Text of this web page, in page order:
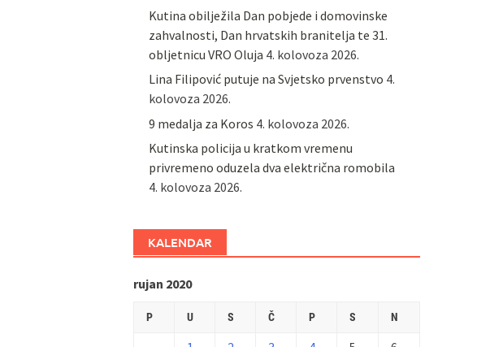
Kutina obilježila Dan pobjede i domovinske
zahvalnosti, Dan hrvatskih branitelja te 31.
obljetnicu VRO Oluja 4. kolovoza 2026.
Lina Filipović putuje na Svjetsko prvenstvo 4.
kolovoza 2026.
9 medalja za Koros 4. kolovoza 2026.
Kutinska policija u kratkom vremenu
privremeno oduzela dva električna romobila
4. kolovoza 2026.
KALENDAR
rujan 2020
P U S Č P S N